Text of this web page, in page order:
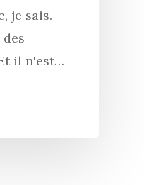
je sais.
il n'est…